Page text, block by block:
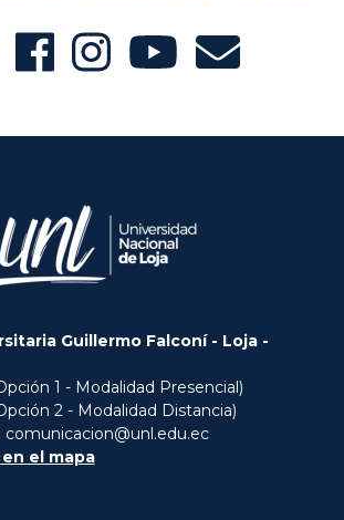
Guillermo Falconí - Loja -
1 - Modalidad Presencial)
2 - Modalidad Distancia)
comunicacion@unl.edu.ec
el mapa